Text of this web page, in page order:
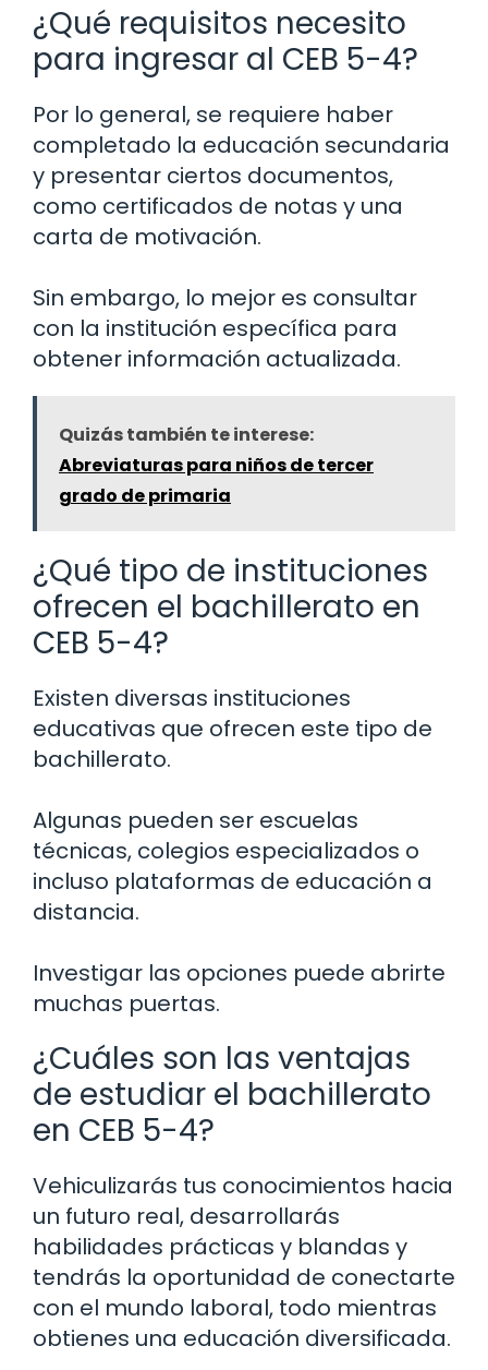
¿Qué requisitos necesito
para ingresar al CEB 5-4?
Por lo general, se requiere haber
completado la educación secundaria
y presentar ciertos documentos,
como certificados de notas y una
carta de motivación.
Sin embargo, lo mejor es consultar
con la institución específica para
obtener información actualizada.
Quizás también te interese:
Abreviaturas para niños de tercer
grado de primaria
¿Qué tipo de instituciones
ofrecen el bachillerato en
CEB 5-4?
Existen diversas instituciones
educativas que ofrecen este tipo de
bachillerato.
Algunas pueden ser escuelas
técnicas, colegios especializados o
incluso plataformas de educación a
distancia.
Investigar las opciones puede abrirte
muchas puertas.
¿Cuáles son las ventajas
de estudiar el bachillerato
en CEB 5-4?
Vehiculizarás tus conocimientos hacia
un futuro real, desarrollarás
habilidades prácticas y blandas y
tendrás la oportunidad de conectarte
con el mundo laboral, todo mientras
obtienes una educación diversificada.